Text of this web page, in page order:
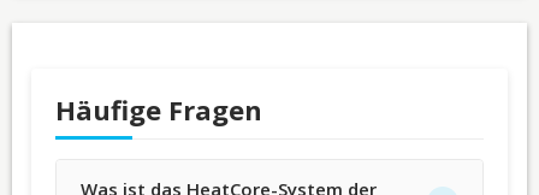
Häufige Fragen
Was ist das HeatCore-System der